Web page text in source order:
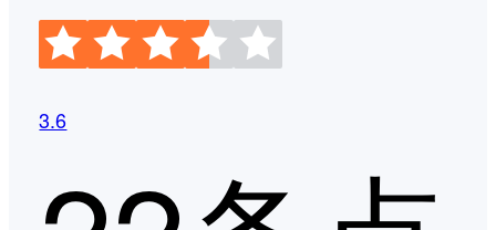
3.6